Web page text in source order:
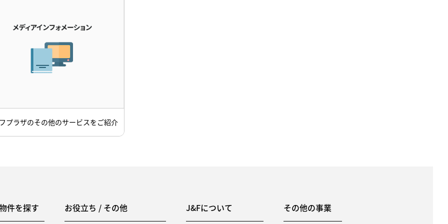
プラザのその他のサービスをご紹介
件を探す お役立ち / その他 J&Fについて その他の事業